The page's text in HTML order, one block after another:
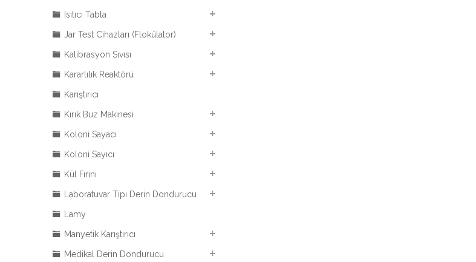
Isıtıcı Tabla
Jar Test Cihazları (Flokülator)
Kalibrasyon Sıvısı
Kararlılık Reaktörü
Karıştırıcı
Kırık Buz Makinesi
Koloni Sayacı
Koloni Sayıcı
Kül Fırını
Laboratuvar Tipi Derin Dondurucu
Lamy
Manyetik Karıştırıcı
Medikal Derin Dondurucu